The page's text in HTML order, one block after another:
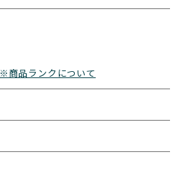
※商品ランクについて